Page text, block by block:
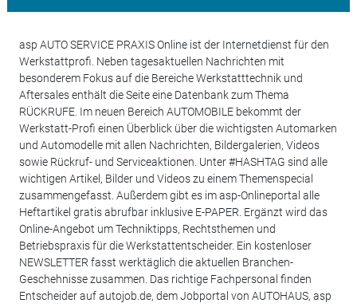
asp AUTO SERVICE PRAXIS Online ist der Internetdienst für den
Werkstattprofi. Neben tagesaktuellen Nachrichten mit
besonderem Fokus auf die Bereiche Werkstatttechnik und
Aftersales enthält die Seite eine Datenbank zum Thema
RÜCKRUFE. Im neuen Bereich AUTOMOBILE bekommt der
Werkstatt-Profi einen Überblick über die wichtigsten Automarken
und Automodelle mit allen Nachrichten, Bildergalerien, Videos
sowie Rückruf- und Serviceaktionen. Unter #HASHTAG sind alle
wichtigen Artikel, Bilder und Videos zu einem Themenspecial
zusammengefasst. Außerdem gibt es im asp-Onlineportal alle
Heftartikel gratis abrufbar inklusive E-PAPER. Ergänzt wird das
Online-Angebot um Techniktipps, Rechtsthemen und
Betriebspraxis für die Werkstattentscheider. Ein kostenloser
NEWSLETTER fasst werktäglich die aktuellen Branchen-
Geschehnisse zusammen. Das richtige Fachpersonal finden
Entscheider auf autojob.de, dem Jobportal von AUTOHAUS, asp